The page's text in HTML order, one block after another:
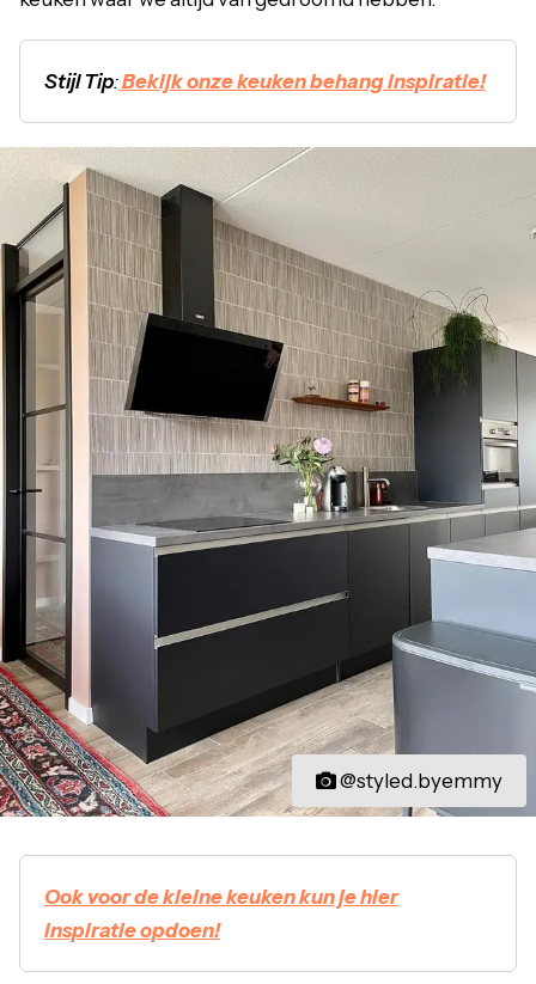
Stijl Tip:Bekijk onze keuken behang inspiratie!
@styled.byemmy
Ook voor de kleine keuken kun je hier
inspiratie opdoen!